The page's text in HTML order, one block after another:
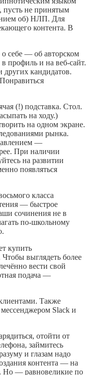
не принятым
об) НЛП. Для
контента. В
себе — об авторском
профиль и на веб-сайт.
других кандидатов.
(!) подставка. Стол.
на ходу.)
на одном экране.
рынка.
—
При наличии
на развитии
появляться
класса
— быстрое
сочинения не в
по-школьному
купить
выглядеть более
вести свой
подача —
Также
Slack и
отойти от
займитесь
и глазам надо
контента — на
Но — равновеликие по